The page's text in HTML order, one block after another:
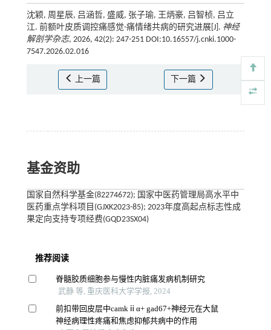
沈颖, 周星辰, 吕涵哲, 盛威, 张子瑜, 王炳豪, 吕智桢, 吕立
江. 前额叶皮质调控痛感觉-痛情绪共病的研究进展[J]. 神经
解剖学杂志, 2026, 42(2): 247-251 DOI:10.16557/j.cnki.1000-
7547.2026.02.016
上一篇 下一篇
基金资助
国家自然科学基金(82274672); 国家中医药管理局高水平中
医药重点学科项目(GJXK2023-85); 2023年度高起点标志性成
果定向支持专项经费(GQD23SX04)